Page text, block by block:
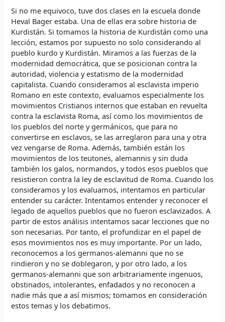
Si no me equivoco, tuve dos clases en la escuela donde
Heval Bager estaba. Una de ellas era sobre historia de
Kurdistán. Si tomamos la historia de Kurdistán como una
lección, estamos por supuesto no solo considerando al
pueblo kurdo y Kurdistán. Miramos a las fuerzas de la
modernidad democrática, que se posicionan contra la
autoridad, violencia y estatismo de la modernidad
capitalista. Cuando consideramos al esclavista imperio
Romano en este contexto, evaluamos especialmente los
movimientos Cristianos internos que estaban en revuelta
contra la esclavista Roma, así como los movimientos de
los pueblos del norte y germánicos, que para no
convertirse en esclavos, se las arreglaron para una y otra
vez vengarse de Roma. Además, también están los
movimientos de los teutones, alemannis y sin duda
también los galos, normandos, y todos esos pueblos que
resistieron contra la ley de esclavitud de Roma. Cuando los
consideramos y los evaluamos, intentamos en particular
entender su carácter. Intentamos entender y reconocer el
legado de aquellos pueblos que no fueron esclavizados. A
partir de estos análisis intentamos sacar lecciones que no
son necesarias. Por tanto, el profundizar en el papel de
esos movimientos nos es muy importante. Por un lado,
reconocemos a los germanos-alemanni que no se
rindieron y no se doblegaron, y por otro lado, a los
germanos-alemanni que son arbitrariamente ingenuos,
obstinados, intolerantes, enfadados y no reconocen a
nadie más que a así mismos; tomamos en consideración
estos temas y los debatimos.